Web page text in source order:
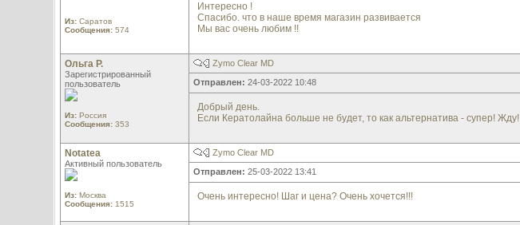
Из:Саратов
Сообщения:574
Интересно !
Спасибо. что в наше время магазин развивается
Мы вас очень любим !!
Ольга Р.
Зарегистрированный
пользователь
Из:Россия
Сообщения:353
Zymo Clear MD
Отправлен: 24-03-2022 10:48
Добрый день.
Если Кератолайна больше не будет, то как альтернатива - супер! Жду!
Notatea
Активный пользователь
Из:Москва
Сообщения:1515
Zymo Clear MD
Отправлен: 25-03-2022 13:41
Очень интересно! Шаг и цена? Очень хочется!!!